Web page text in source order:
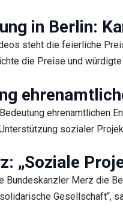
in Berlin:
steht die feierliche
die Preise und
ehrenamtlichen
sozialer
„Soziale
Bundeskanzler Merz die
Gesellschaft“,